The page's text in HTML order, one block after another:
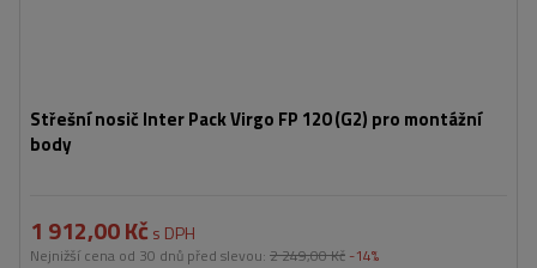
Střešní nosič Inter Pack Virgo FP 120 (G2) pro montážní
body
1 912,00 Kč s DPH
Nejnižší cena od 30 dnů před slevou: 2 249,00 Kč -14%